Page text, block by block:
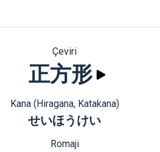
Çeviri
正方形
Kana (Hiragana, Katakana)
せいほうけい
Romaji